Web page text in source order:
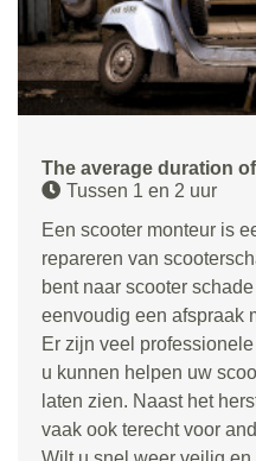
The average duration
Tussen 1 en 2 uur
Een scooter monteur is
repareren van
bent naar scooter
eenvoudig een afspraak
Er zijn veel
u kunnen helpen uw
laten zien. Naast het
vaak ook terecht voor